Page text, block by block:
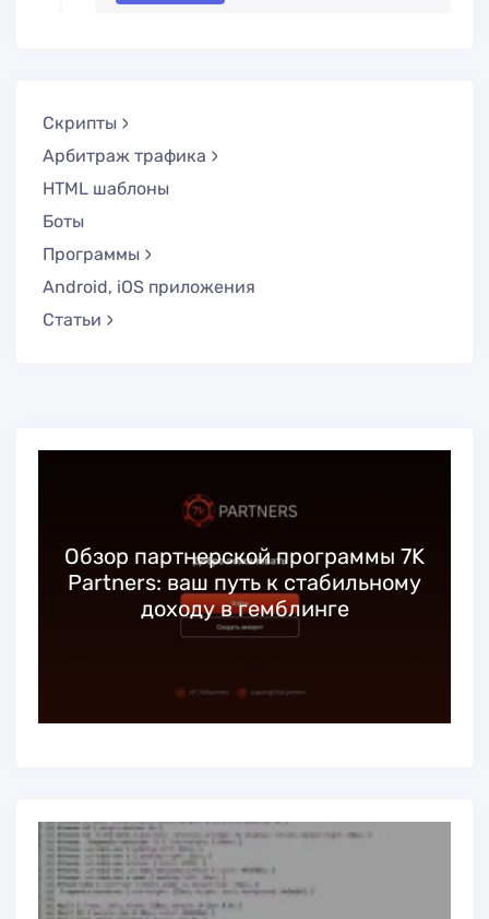
Скрипты
Арбитраж трафика
HTML шаблоны
Боты
Программы
Android, iOS приложения
Статьи
Обзор партнерской программы 7K
Partners: ваш путь к стабильному
доходу в гемблинге